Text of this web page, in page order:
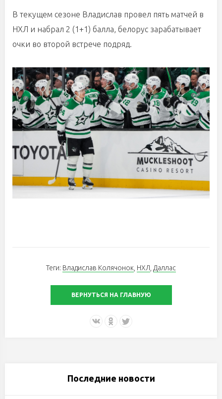
В текущем сезоне Владислав провел пять матчей в
НХЛ и набрал 2 (1+1) балла, белорус зарабатывает
очки во второй встрече подряд.
Теги: Владислав Колячонок, НХЛ, Даллас
ВЕРНУТЬСЯ НА ГЛАВНУЮ
Последние новости